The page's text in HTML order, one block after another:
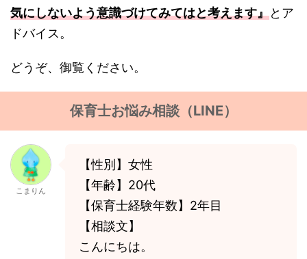
気にしないよう意識づけてみてはと考えます』とア
ドバイス。
どうぞ、御覧ください。
保育士お悩み相談（LINE）
こまりん
【性別】女性
【年齢】20代
【保育士経験年数】2年目
【相談文】
こんにちは。